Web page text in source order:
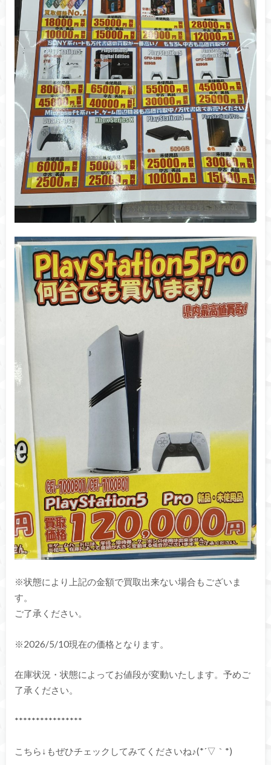
※状態により上記の金額で買取出来ない場合もございま
す。
ご了承ください。
※2026/5/10現在の価格となります。
在庫状況・状態によってお値段が変動いたします。予めご
了承ください。
****************
こちら↓もぜひチェックしてみてくださいね♪(*´▽｀*)